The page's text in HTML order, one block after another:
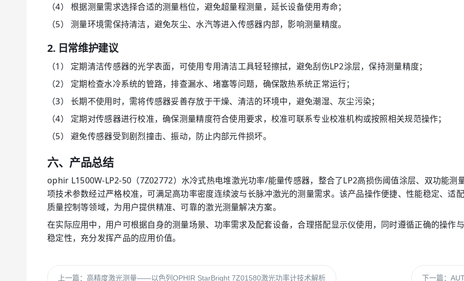
（4） 根据测量需求选择合适的测量档位，避免超量程测量，延长设备使用寿命；
（5） 测量环境需保持清洁，避免灰尘、水汽等进入传感器内部，影响测量精度。
2. 日常维护建议
（1） 定期清洁传感器的光学表面，可使用专用清洁工具轻轻擦拭，避免刮伤LP2涂层，保持测量精度；
（2） 定期检查水冷系统的管路，排查漏水、堵塞等问题，确保散热系统正常运行；
（3） 长期不使用时，需将传感器妥善存放于干燥、清洁的环境中，避免潮湿、灰尘污染；
（4） 定期对传感器进行校准，确保测量精度符合使用要求，校准可联系专业校准机构或按照相关规范操作；
（5） 避免传感器受到剧烈撞击、振动，防止内部元件损坏。
六、产品总结
ophir L1500W-LP2-50（7Z02772）水冷式热电堆激光功率/能量传感器，整合了LP2高损伤阈值涂层、双功能测
项技术参数经过严格校准，可满足高功率密度连续波与长脉冲激光的测量需求。该产品操作便捷、性能稳定、适
质量控制等领域，为用户提供精准、可靠的激光测量解决方案。
在实际应用中，用户可根据自身的测量场景、功率需求及配套设备，合理搭配显示仪使用，同时遵循正确的操作
稳定性，充分发挥产品的应用价值。
上一篇： 高精度激光测量——以色列OPHIR StarBright 7Z01580激光功率计技术解析 下一篇：